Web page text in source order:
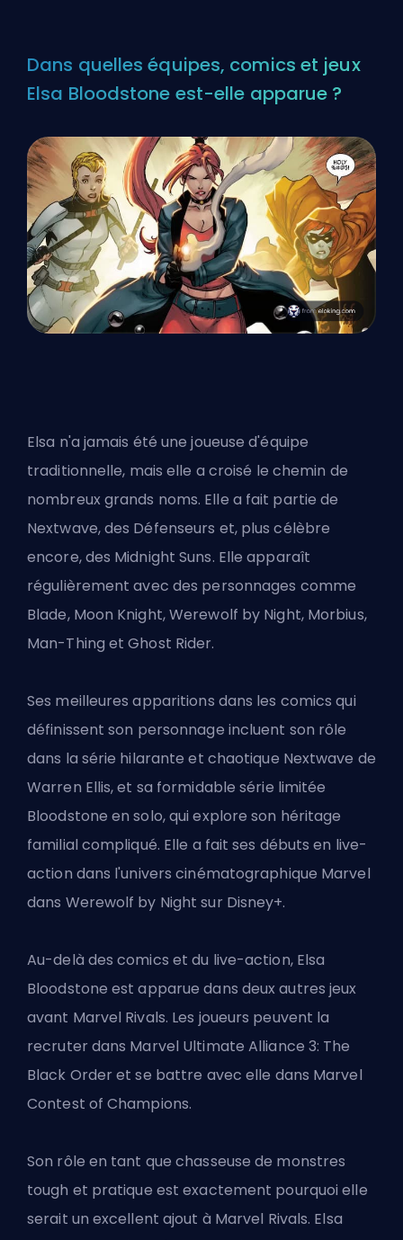
Dans quelles équipes, comics et jeux
Elsa Bloodstone est-elle apparue ?
Elsa n'a jamais été une joueuse d'équipe
traditionnelle, mais elle a croisé le chemin de
nombreux grands noms. Elle a fait partie de
Nextwave, des Défenseurs et, plus célèbre
encore, des Midnight Suns. Elle apparaît
régulièrement avec des personnages comme
Blade, Moon Knight, Werewolf by Night, Morbius,
Man-Thing et Ghost Rider.
Ses meilleures apparitions dans les comics qui
définissent son personnage incluent son rôle
dans la série hilarante et chaotique Nextwave de
Warren Ellis, et sa formidable série limitée
Bloodstone en solo, qui explore son héritage
familial compliqué. Elle a fait ses débuts en live-
action dans l'univers cinématographique Marvel
dans Werewolf by Night sur Disney+.
Au-delà des comics et du live-action, Elsa
Bloodstone est apparue dans deux autres jeux
avant Marvel Rivals. Les joueurs peuvent la
recruter dans Marvel Ultimate Alliance 3: The
Black Order et se battre avec elle dans Marvel
Contest of Champions.
Son rôle en tant que chasseuse de monstres
tough et pratique est exactement pourquoi elle
serait un excellent ajout à Marvel Rivals. Elsa